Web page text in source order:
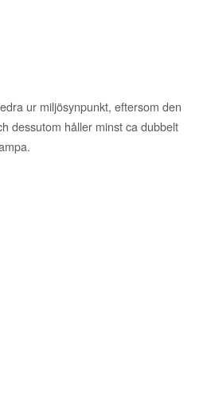
ur miljösynpunkt, eftersom den
dessutom håller minst ca dubbelt